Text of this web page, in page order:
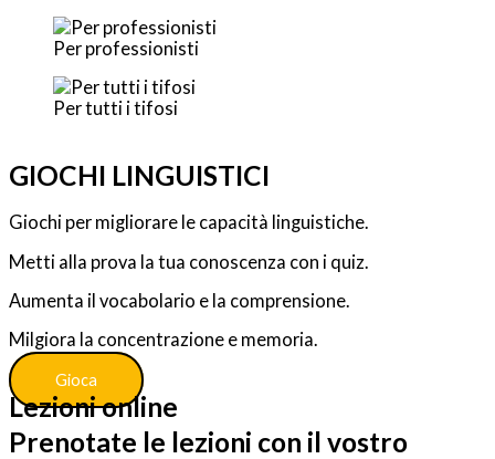
Per professionisti
Per tutti i tifosi
GIOCHI LINGUISTICI
Giochi per migliorare le capacità linguistiche.
Metti alla prova la tua conoscenza con i quiz.
Aumenta il vocabolario e la comprensione.
Milgiora la concentrazione e memoria.
Gioca
Lezioni online
Prenotate le lezioni con il vostro